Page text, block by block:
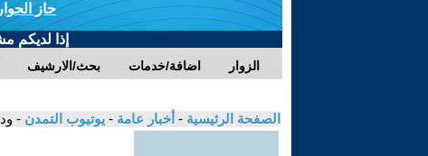
حاز
إذا لديكم
بحث/الارشيف اضافة/خدمات الزوار
الصفحة الرئيسية - أخبار عامة - يوتيوب التمدن -